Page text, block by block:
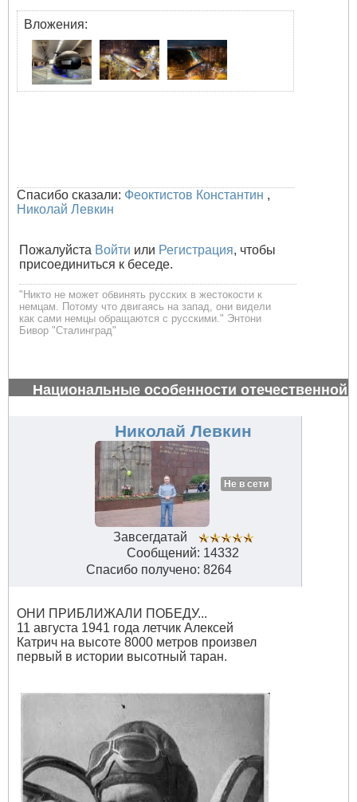
Вложения:
Спасибо сказали: Феоктистов Константин ,
Николай Левкин
Пожалуйста Войти или Регистрация, чтобы
присоединиться к беседе.
"Никто не может обвинять русских в жестокости к
немцам. Потому что двигаясь на запад, они видели
как сами немцы обращаются с русскими." Энтони
Бивор "Сталинград"
Национальные особенности отечественной
Николай Левкин
Не в сети
Завсегдатай
Сообщений: 14332
Спасибо получено: 8264
ОНИ ПРИБЛИЖАЛИ ПОБЕДУ...
11 августа 1941 года летчик Алексей
Катрич на высоте 8000 метров произвел
первый в истории высотный таран.